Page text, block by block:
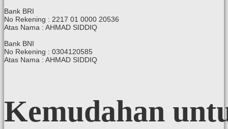
Bank BRI
No Rekening : 2217 01 0000 20536
Atas Nama : AHMAD SIDDIQ
Bank BNI
No Rekening : 0304120585
Atas Nama : AHMAD SIDDIQ
Kemudahan